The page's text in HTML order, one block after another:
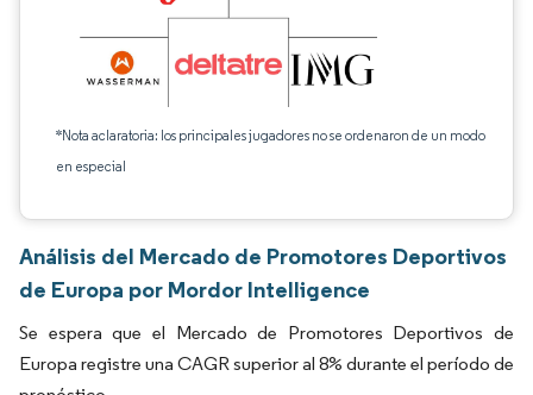
*Nota aclaratoria: los principales jugadores no se ordenaron de un modo
en especial
Análisis del Mercado de Promotores Deportivos
de Europa por Mordor Intelligence
Se espera que el Mercado de Promotores Deportivos de
Europa registre una CAGR superior al 8% durante el período de